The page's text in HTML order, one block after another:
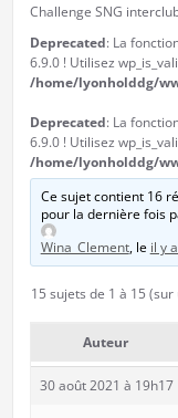
Challenge SNG
Deprecated: La
6.9.0 ! Utilisez
/home/lyonholddg/
Deprecated: La
6.9.0 ! Utilisez
/home/lyonholddg/
Ce sujet contient 16
pour la dernière fois
Wina_Clement, le il y
15 sujets de 1 à 15
Auteur
30 août 2021 à 19h17